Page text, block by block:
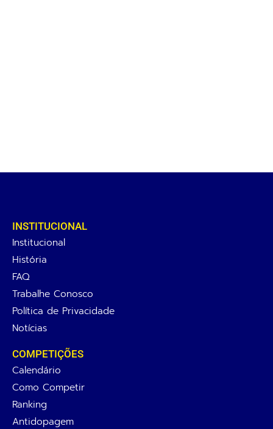
INSTITUCIONAL
Institucional
História
FAQ
Trabalhe Conosco
Política de Privacidade
Notícias
COMPETIÇÕES
Calendário
Como Competir
Ranking
Antidopagem